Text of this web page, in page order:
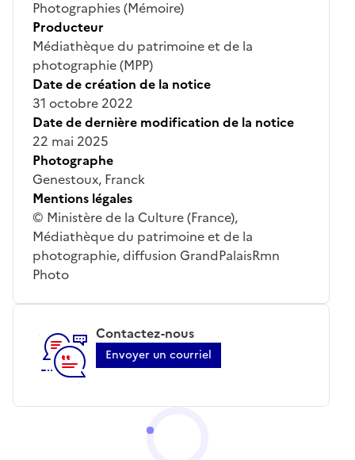
Photographies (Mémoire)
Producteur
Médiathèque du patrimoine et de la
photographie (MPP)
Date de création de la notice
31 octobre 2022
Date de dernière modification de la notice
22 mai 2025
Photographe
Genestoux, Franck
Mentions légales
© Ministère de la Culture (France),
Médiathèque du patrimoine et de la
photographie, diffusion GrandPalaisRmn
Photo
Contactez-nous
Envoyer un courriel